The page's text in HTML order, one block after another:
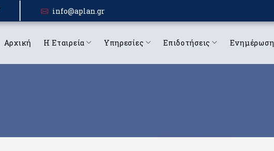
info@aplan.gr
Αρχική Η Εταιρεία Υπηρεσίες Επιδοτήσεις Ενημέρωση